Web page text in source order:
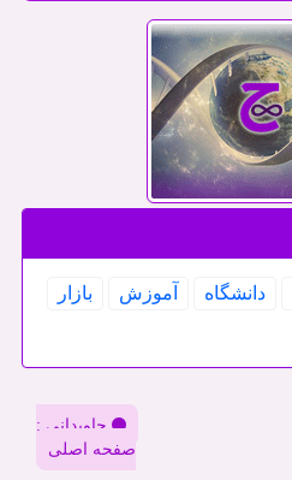
دانشگاه آموزش
بازار
جاویدانی :
صفحه اصلی